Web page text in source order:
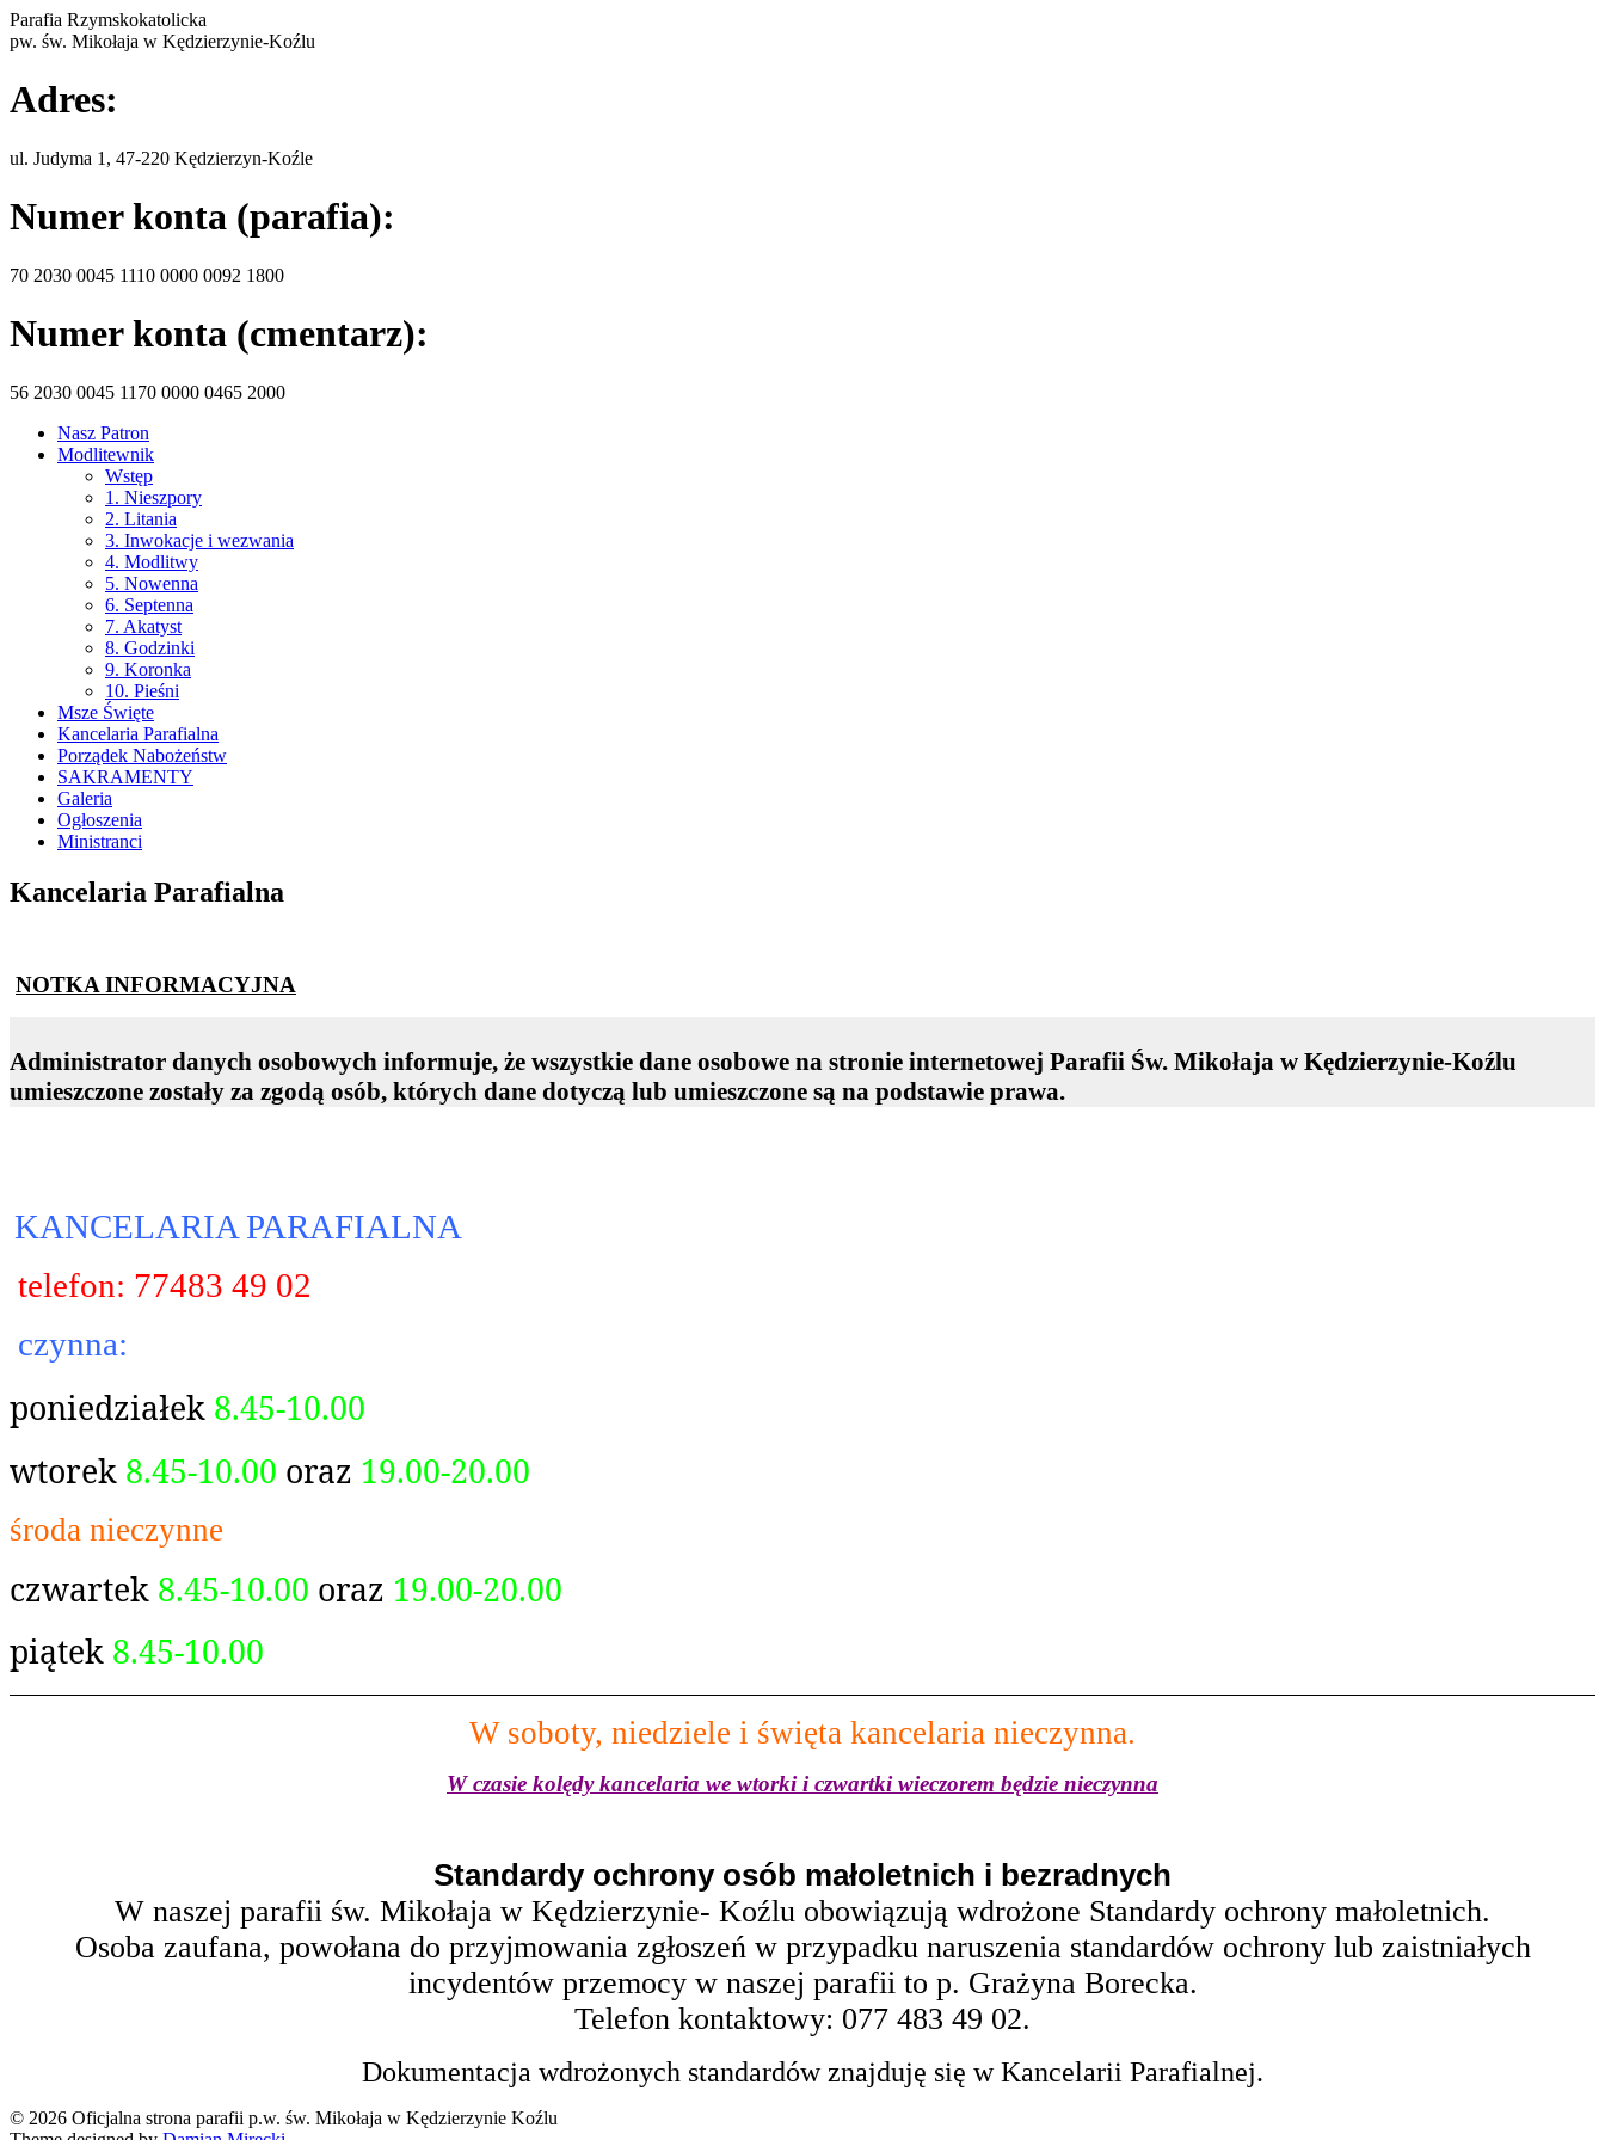
Parafia Rzymskokatolicka
pw. św. Mikołaja w Kędzierzynie-Koźlu
Adres:
ul. Judyma 1, 47-220 Kędzierzyn-Koźle
Numer konta (parafia):
70 2030 0045 1110 0000 0092 1800
Numer konta (cmentarz):
56 2030 0045 1170 0000 0465 2000
Nasz Patron
Modlitewnik
Wstęp
1. Nieszpory
2. Litania
3. Inwokacje i wezwania
4. Modlitwy
5. Nowenna
6. Septenna
7. Akatyst
8. Godzinki
9. Koronka
10. Pieśni
Msze Święte
Kancelaria Parafialna
Porządek Nabożeństw
SAKRAMENTY
Galeria
Ogłoszenia
Ministranci
Kancelaria Parafialna
NOTKA INFORMACYJNA
Administrator danych osobowych informuje, że wszystkie dane osobowe na stronie internetowej Parafii Św. Mikołaja w Kędzierzynie-Koźlu
umieszczone zostały za zgodą osób, których dane dotyczą lub umieszczone są na podstawie prawa.
KANCELARIA PARAFIALNA
telefon: 77483 49 02
czynna:
poniedziałek 8.45-10.00
wtorek 8.45-10.00 oraz 19.00-20.00
środa nieczynne
czwartek 8.45-10.00 oraz 19.00-20.00
piątek 8.45-10.00
W soboty, niedziele i święta kancelaria nieczynna.
W czasie kolędy kancelaria we wtorki i czwartki wieczorem będzie nieczynna
Standardy ochrony osób małoletnich i bezradnych
W naszej parafii św. Mikołaja w Kędzierzynie- Koźlu obowiązują wdrożone Standardy ochrony małoletnich.
Osoba zaufana, powołana do przyjmowania zgłoszeń w przypadku naruszenia standardów ochrony lub zaistniałych
incydentów przemocy w naszej parafii to p. Grażyna Borecka.
Telefon kontaktowy: 077 483 49 02.
Dokumentacja wdrożonych standardów znajduję się w Kancelarii Parafialnej.
© 2026 Oficjalna strona parafii p.w. św. Mikołaja w Kędzierzynie Koźlu